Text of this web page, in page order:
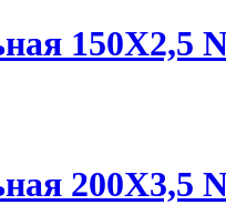
150Х2,5
200Х3,5